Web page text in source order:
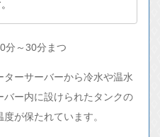
分～30分まつ
ーサーバーから冷水や温水
ー内に設けられたタンクの
が保たれています。